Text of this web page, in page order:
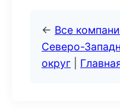
← Все
Северо-
округ